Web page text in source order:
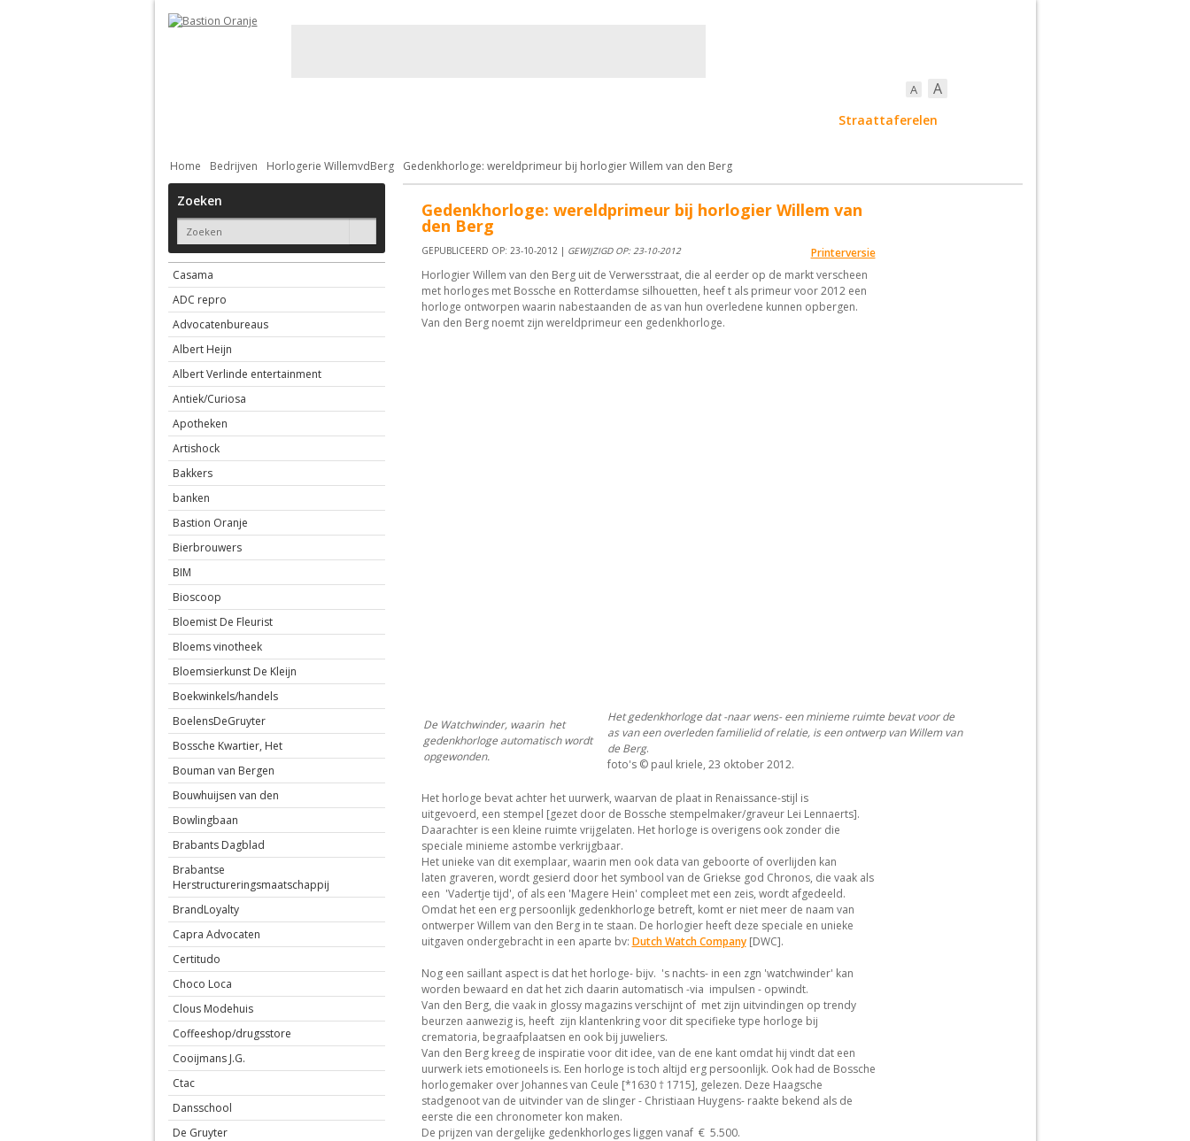
A A
Straattaferelen
Home Bedrijven Horlogerie WillemvdBerg Gedenkhorloge: wereldprimeur bij horlogier Willem van den Berg
Zoeken
Casama
ADC repro
Advocatenbureaus
Albert Heijn
Albert Verlinde entertainment
Antiek/Curiosa
Apotheken
Artishock
Bakkers
banken
Bastion Oranje
Bierbrouwers
BIM
Bioscoop
Bloemist De Fleurist
Bloems vinotheek
Bloemsierkunst De Kleijn
Boekwinkels/handels
BoelensDeGruyter
Bossche Kwartier, Het
Bouman van Bergen
Bouwhuijsen van den
Bowlingbaan
Brabants Dagblad
Brabantse
Herstructureringsmaatschappij
BrandLoyalty
Capra Advocaten
Certitudo
Choco Loca
Clous Modehuis
Coffeeshop/drugsstore
Cooijmans J.G.
Ctac
Dansschool
De Gruyter
Gedenkhorloge: wereldprimeur bij horlogier Willem van
den Berg
Printerversie
GEPUBLICEERD OP: 23-10-2012 | GEWIJZIGD OP: 23-10-2012
Horlogier Willem van den Berg uit de Verwersstraat, die al eerder op de markt verscheen
met horloges met Bossche en Rotterdamse silhouetten, heef t als primeur voor 2012 een
horloge ontworpen waarin nabestaanden de as van hun overledene kunnen opbergen.
Van den Berg noemt zijn wereldprimeur een gedenkhorloge.
De Watchwinder, waarin het
gedenkhorloge automatisch wordt
opgewonden.
Het gedenkhorloge dat -naar wens- een minieme ruimte bevat voor de
as van een overleden familielid of relatie, is een ontwerp van Willem van
de Berg.
foto's © paul kriele, 23 oktober 2012.
Het horloge bevat achter het uurwerk, waarvan de plaat in Renaissance-stijl is
uitgevoerd, een stempel [gezet door de Bossche stempelmaker/graveur Lei Lennaerts].
Daarachter is een kleine ruimte vrijgelaten. Het horloge is overigens ook zonder die
speciale minieme astombe verkrijgbaar.
Het unieke van dit exemplaar, waarin men ook data van geboorte of overlijden kan
laten graveren, wordt gesierd door het symbool van de Griekse god Chronos, die vaak als
een 'Vadertje tijd', of als een 'Magere Hein' compleet met een zeis, wordt afgedeeld.
Omdat het een erg persoonlijk gedenkhorloge betreft, komt er niet meer de naam van
ontwerper Willem van den Berg in te staan. De horlogier heeft deze speciale en unieke
uitgaven ondergebracht in een aparte bv: Dutch Watch Company[DWC].
Nog een saillant aspect is dat het horloge- bijv. 's nachts- in een zgn 'watchwinder' kan
worden bewaard en dat het zich daarin automatisch -via impulsen - opwindt.
Van den Berg, die vaak in glossy magazins verschijnt of met zijn uitvindingen op trendy
beurzen aanwezig is, heeft zijn klantenkring voor dit specifieke type horloge bij
crematoria, begraafplaatsen en ook bij juweliers.
Van den Berg kreeg de inspiratie voor dit idee, van de ene kant omdat hij vindt dat een
uurwerk iets emotioneels is. Een horloge is toch altijd erg persoonlijk. Ook had de Bossche
horlogemaker over Johannes van Ceule [*1630 † 1715], gelezen. Deze Haagsche
stadgenoot van de uitvinder van de slinger - Christiaan Huygens- raakte bekend als de
eerste die een chronometer kon maken.
De prijzen van dergelijke gedenkhorloges liggen vanaf € 5.500.